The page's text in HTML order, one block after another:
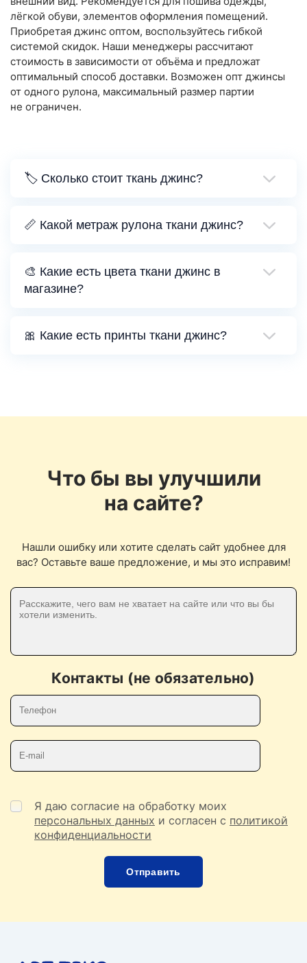
лёгкой обуви, элементов оформления помещений.
Приобретая джинс оптом, воспользуйтесь гибкой
системой скидок. Наши менеджеры рассчитают
стоимость в зависимости от объёма и предложат
оптимальный способ доставки. Возможен опт джинсы
от одного рулона, максимальный размер партии
не ограничен.
🏷️ Сколько стоит ткань джинс?
📏 Какой метраж рулона ткани джинс?
🎨 Какие есть цвета ткани джинс в
магазине?
🎀 Какие есть принты ткани джинс?
Что бы вы улучшили
на сайте?
Нашли ошибку или хотите сделать сайт удобнее для
вас? Оставьте ваше предложение, и мы это исправим!
Контакты (не обязательно)
Я даю согласие на обработку моих
персональных данных и согласен с политикой
конфиденциальности